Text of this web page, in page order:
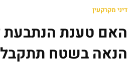
דיני מקרקעין
האם טענת הנתבעת
הנאה בשטח תתקבל